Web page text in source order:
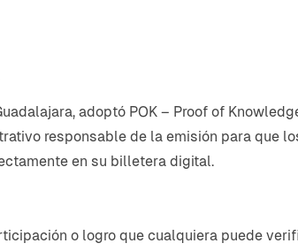
adoptó POK – Proof of
responsable de la emisión para que
en su billetera digital.
o logro que cualquiera puede